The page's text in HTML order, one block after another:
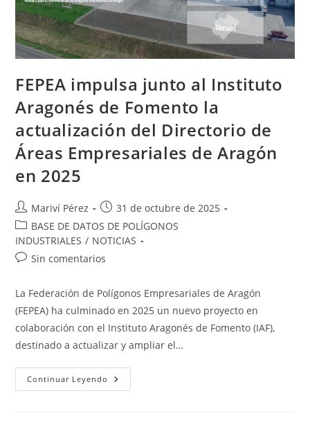
FEPEA impulsa junto al Instituto
Aragonés de Fomento la
actualización del Directorio de
Áreas Empresariales de Aragón
en 2025
Autor
de
la
entrada:
Mariví Pérez
Publicación
de
la
31 de octubre de 2025
Categoría
de
la
BASE DE DATOS DE POLÍGONOS
INDUSTRIALES / NOTICIAS
Comentarios
la
entrada:
Sin comentarios
La Federación de Polígonos Empresariales de Aragón
(FEPEA) ha culminado en 2025 un nuevo proyecto en
colaboración con el Instituto Aragonés de Fomento (IAF),
destinado a actualizar y ampliar el…
Continuar Leyendo FEPEA
Impulsa